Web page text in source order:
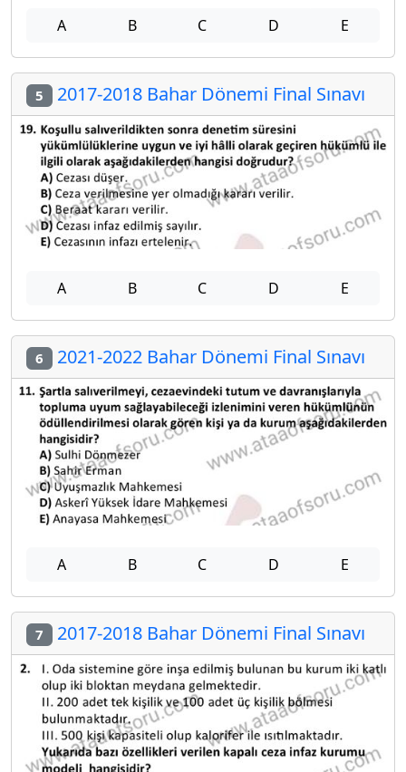
A B C D E
5 2017-2018 Bahar Dönemi Final Sınavı
A B C D E
6 2021-2022 Bahar Dönemi Final Sınavı
A B C D E
7 2017-2018 Bahar Dönemi Final Sınavı